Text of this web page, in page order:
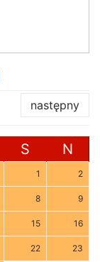
następny
S N
1 2
8 9
15 16
22 23